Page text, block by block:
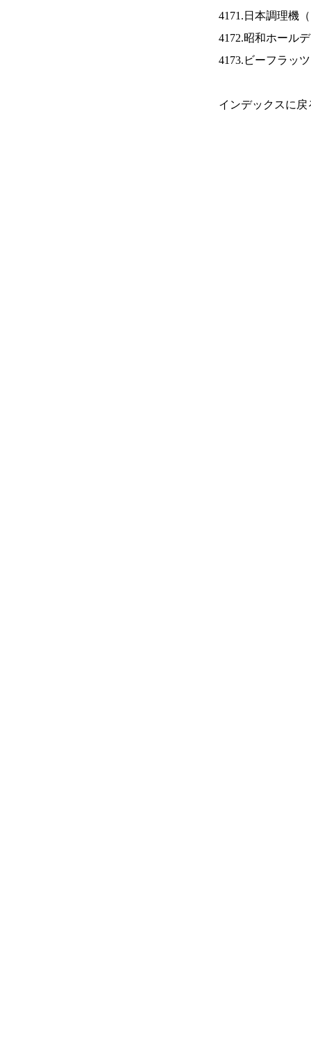
4171.日本調理機（
4172.昭和ホール
4173.ビーフラッ
インデックスに戻